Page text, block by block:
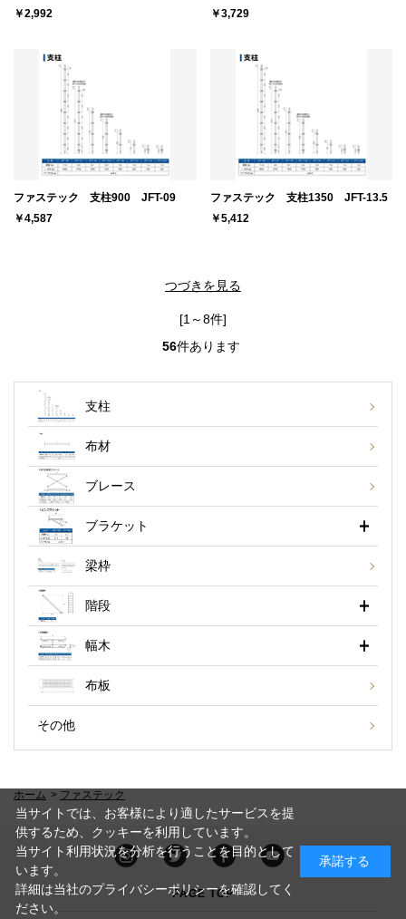
￥2,992
￥3,729
ファステック 支柱900 JFT-09
￥4,587
ファステック 支柱1350 JFT-13.5
￥5,412
つづきを見る
[1～8件]
56件あります
支柱
布材
ブレース
ブラケット
梁枠
階段
幅木
布板
その他
ホーム > ファステック
PAGE TOP
当サイトでは、お客様により適したサービスを提
供するため、クッキーを利用しています。
当サイト利用状況を分析を行うことを目的として
います。
詳細は当社のプライバシーポリシーを確認してく
ださい。
承諾する